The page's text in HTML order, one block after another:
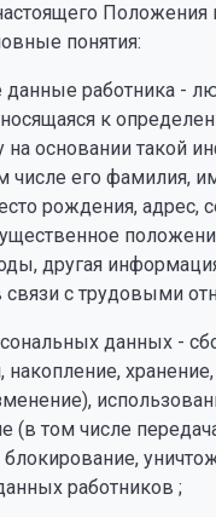
Положения
понятия:
данные работника -
к
основании такой
числе его фамилия,
рождения, адрес,
другая
связи с трудовыми
данных -
накопление,
(в том числе
работников ;